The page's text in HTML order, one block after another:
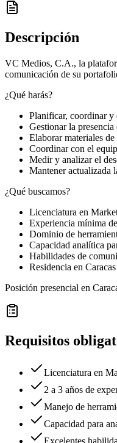
Descripción
VC Medios, C.A., la
comunicación de su
¿Qué harás?
Planificar, coordinar y
Gestionar la
Elaborar materiales
Coordinar con el
Medir y analizar el
Mantener actualizada
¿Qué buscamos?
Licenciatura en
Experiencia mínima
Dominio de
Capacidad analítica
Habilidades de
Residencia en
Posición presencial en
Requisitos
Licenciatura en
2 a 3 años de
Manejo de
Capacidad para
Excelentes